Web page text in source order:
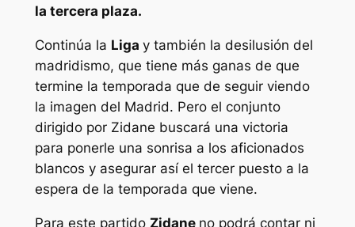
la tercera plaza.
Continúa la Liga y también la desilusión del
madridismo, que tiene más ganas de que
termine la temporada que de seguir viendo
la imagen del Madrid. Pero el conjunto
dirigido por Zidane buscará una victoria
para ponerle una sonrisa a los aficionados
blancos y asegurar así el tercer puesto a la
espera de la temporada que viene.
Para este partido Zidane no podrá contar ni